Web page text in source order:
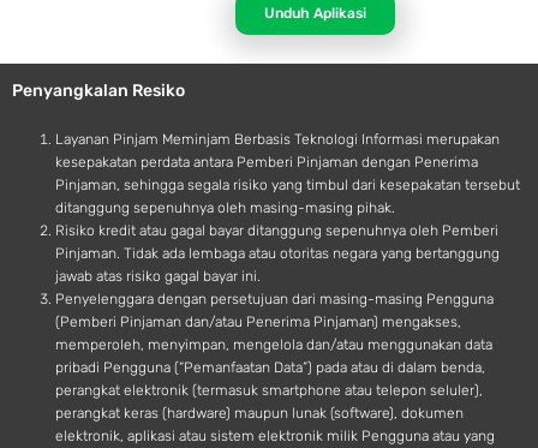
p
l
e
d
r
o
d
Unduh Aplikasi
Penyangkalan Resiko
Layanan Pinjam Meminjam Berbasis Teknologi Informasi merupakan
kesepakatan perdata antara Pemberi Pinjaman dengan Penerima
Pinjaman, sehingga segala risiko yang timbul dari kesepakatan tersebut
ditanggung sepenuhnya oleh masing-masing pihak.
Risiko kredit atau gagal bayar ditanggung sepenuhnya oleh Pemberi
Pinjaman. Tidak ada lembaga atau otoritas negara yang bertanggung
jawab atas risiko gagal bayar ini.
Penyelenggara dengan persetujuan dari masing-masing Pengguna
(Pemberi Pinjaman dan/atau Penerima Pinjaman) mengakses,
memperoleh, menyimpan, mengelola dan/atau menggunakan data
pribadi Pengguna (“Pemanfaatan Data”) pada atau di dalam benda,
perangkat elektronik (termasuk smartphone atau telepon seluler),
perangkat keras (hardware) maupun lunak (software), dokumen
elektronik, aplikasi atau sistem elektronik milik Pengguna atau yang